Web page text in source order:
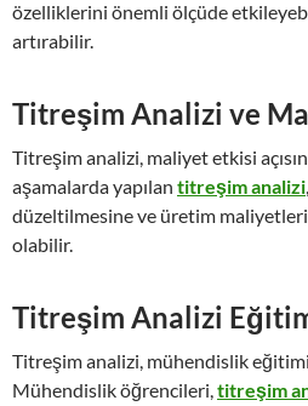
özelliklerini önemli ölçüde
artırabilir.
Titreşim Analizi ve
Titreşim analizi, maliyet etkisi
aşamalarda yapılan titreşim analizi
düzeltilmesine ve üretim
olabilir.
Titreşim Analizi
Titreşim analizi, mühendislik
Mühendislik öğrencileri,titreşim